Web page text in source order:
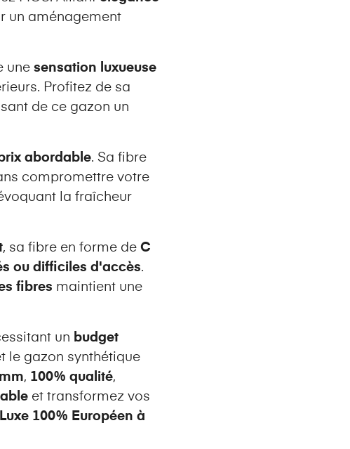
un aménagement
une sensation luxueuse
Profitez de sa
de ce gazon un
abordable. Sa fibre
compromettre votre
la fraîcheur
, sa fibre en forme de C
ou difficiles d'accès.
fibres maintient une
un budget
le gazon synthétique
, 100% qualité,
et transformez vos
100% Européen à